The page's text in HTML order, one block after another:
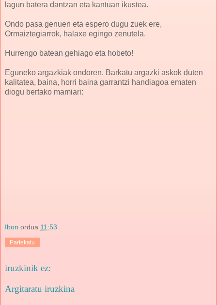
lagun batera dantzan eta kantuan ikustea.
Ondo pasa genuen eta espero dugu zuek ere,
Ormaiztegiarrok, halaxe egingo zenutela.
Hurrengo batean gehiago eta hobeto!
Eguneko argazkiak ondoren. Barkatu argazki askok duten
kalitatea, baina, horri baina garrantzi handiagoa ematen
diogu bertako mamiari:
Ibon ordua 11:53
Partekatu
iruzkinik ez:
Argitaratu iruzkina